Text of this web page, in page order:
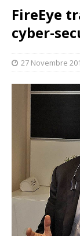
FireEye
cyber-
27 Novembre